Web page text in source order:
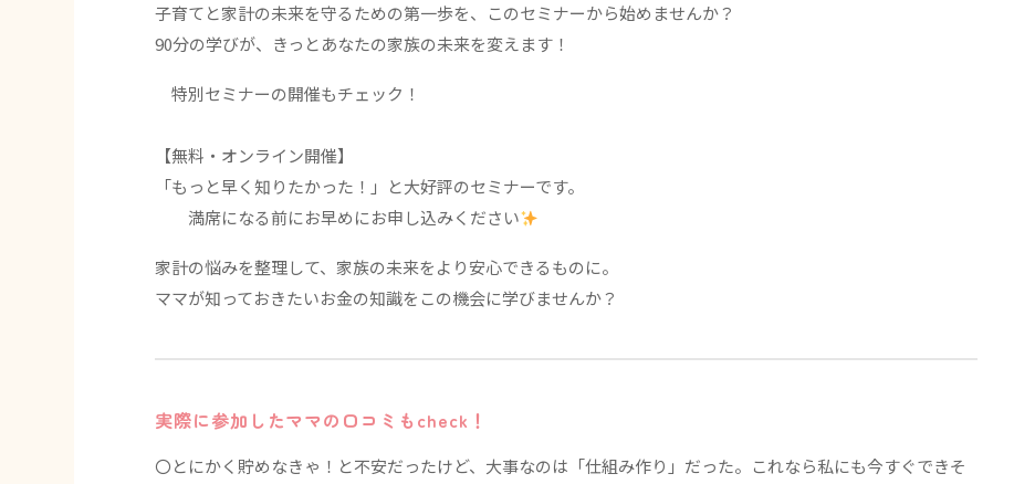
子育てと家計の未来を守るための第一歩を、このセミナーから始めませんか？
90分の学びが、きっとあなたの家族の未来を変えます！
特別セミナーの開催もチェック！
【無料・オンライン開催】
「もっと早く知りたかった！」と大好評のセミナーです。
満席になる前にお早めにお申し込みください
家計の悩みを整理して、家族の未来をより安心できるものに。
ママが知っておきたいお金の知識をこの機会に学びませんか？
実際に参加したママの口コミもcheck！
〇とにかく貯めなきゃ！と不安だったけど、大事なのは「仕組み作り」だった。これなら私にも今すぐできそ